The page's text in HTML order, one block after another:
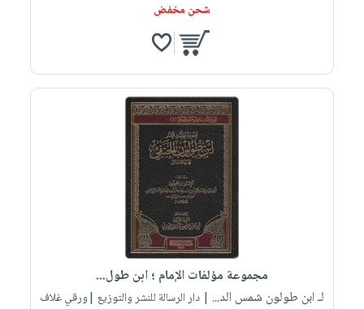
شحن مخفض
مجموعة مؤلفات الإمام ؛ ابن طول...
لـ ابن طولون شمس الد... | دار الرسالة للنشر والتوزيع |ورقي غلاف